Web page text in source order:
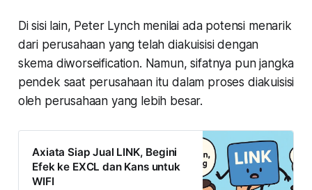
Di sisi lain, Peter Lynch menilai ada potensi menarik
dari perusahaan yang telah diakuisisi dengan
skema diworseification. Namun, sifatnya pun jangka
pendek saat perusahaan itu dalam proses diakuisisi
oleh perusahaan yang lebih besar.
Axiata Siap Jual LINK, Begini
Efek ke EXCL dan Kans untuk
WIFI